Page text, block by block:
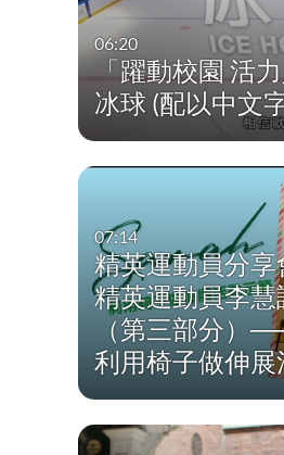
06:20
「躍動校園 活
冰球 (配以中文
07:14
精英運動員分
精英運動員李
（第三部分）
利用椅子做伸